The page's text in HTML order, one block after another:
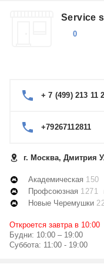
Service
0
+ 7 (499) 213 11
+79267112811
г. Москва, Дмитрия
Академическая 150
Профсоюзная 1271
Новые Черемушки
Откроется завтра в 10:00
Будни: 10:00 – 19:00
Суббота: 11:00 - 19:00